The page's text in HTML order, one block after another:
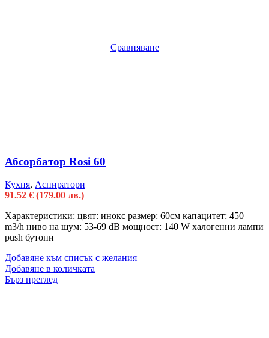
Сравняване
Абсорбатор Rosi 60
Кухня, Аспиратори
91.52 € (179.00 лв.)
Характеристики: цвят: инокс размер: 60см капацитет: 450
m3/h ниво на шум: 53-69 dB мощност: 140 W халогенни лампи
push бутони
Добавяне към списък с желания
Добавяне в количката
Бърз преглед